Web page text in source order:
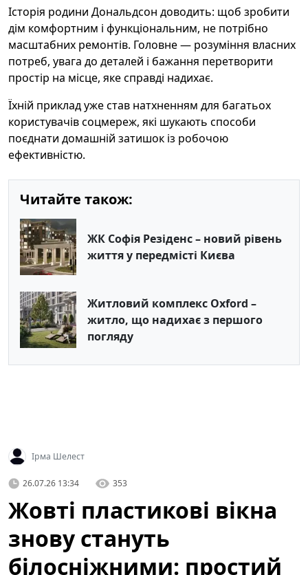
Історія родини Дональдсон доводить: щоб зробити
дім комфортним і функціональним, не потрібно
масштабних ремонтів. Головне — розуміння власних
потреб, увага до деталей і бажання перетворити
простір на місце, яке справді надихає.
Їхній приклад уже став натхненням для багатьох
користувачів соцмереж, які шукають способи
поєднати домашній затишок із робочою
ефективністю.
Читайте також:
ЖК Софія Резіденс – новий рівень
життя у передмісті Києва
Житловий комплекс Oxford –
житло, що надихає з першого
погляду
Ірма Шелест
26.07.26 13:34 353
Жовті пластикові вікна
знову стануть
білосніжними: простий